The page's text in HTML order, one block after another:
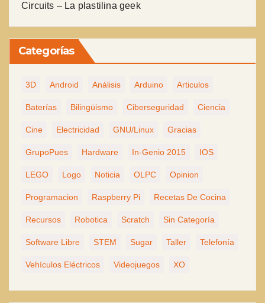
Circuits – La plastilina geek
Categorías
3D Android Análisis Arduino Articulos
Baterías Bilingüismo Ciberseguridad Ciencia
Cine Electricidad GNU/Linux Gracias
GrupoPues Hardware In-Genio 2015 IOS
LEGO Logo Noticia OLPC Opinion
Programacion Raspberry Pi Recetas De Cocina
Recursos Robotica Scratch Sin Categoría
Software Libre STEM Sugar Taller Telefonía
Vehículos Eléctricos Videojuegos XO